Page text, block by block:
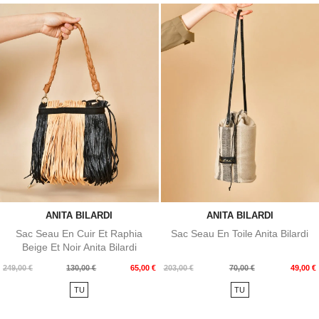
ANITA BILARDI
Sac Seau En Cuir Et Raphia
Beige Et Noir Anita Bilardi
249,00 €
Prix
130,00 € 65,00 €
Prix
TU
ANITA BILARDI
Sac Seau En Toile Anita Bilardi
203,00 €
Prix
70,00 € 49,00 €
Prix
TU